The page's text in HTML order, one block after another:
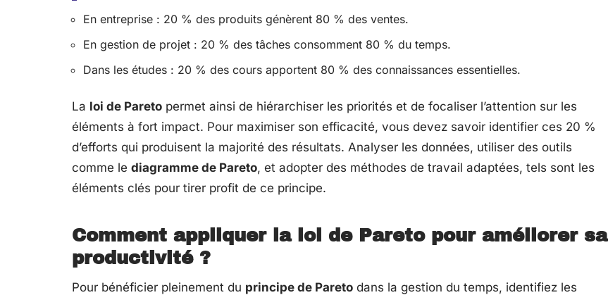
En entreprise : 20 % des produits génèrent 80 % des ventes.
En gestion de projet : 20 % des tâches consomment 80 % du temps.
Dans les études : 20 % des cours apportent 80 % des connaissances essentielles.
La loi de Pareto permet ainsi de hiérarchiser les priorités et de focaliser l’attention sur les
éléments à fort impact. Pour maximiser son efficacité, vous devez savoir identifier ces 20 %
d’efforts qui produisent la majorité des résultats. Analyser les données, utiliser des outils
comme le diagramme de Pareto, et adopter des méthodes de travail adaptées, tels sont les
éléments clés pour tirer profit de ce principe.
Comment appliquer la loi de Pareto pour améliorer sa
productivité ?
Pour bénéficier pleinement du principe de Pareto dans la gestion du temps, identifiez les